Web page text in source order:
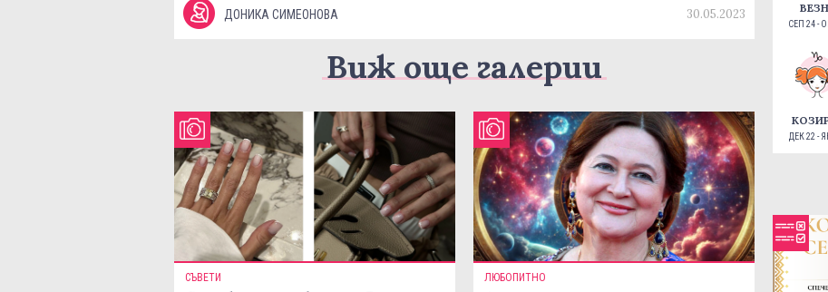
ДОНИКА СИМЕОНОВА 30.05.2023
Виж още галерии
СЪВЕТИ ЛЮБОПИТНО
СЕП 24 -
ДЕК 22 -